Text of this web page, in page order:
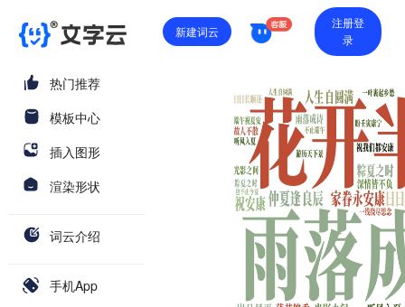
新建词云
注册登
录
热门推荐
模板中心
插入图形
渲染形状
词云介绍
手机App